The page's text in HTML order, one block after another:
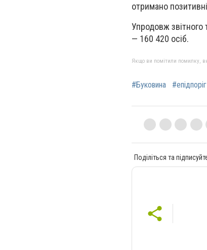
отримано
Упродовж звітного
— 160 420 осіб.
Якщо ви помітили помилку,
#Буковина #епідпоріг
Поділіться та